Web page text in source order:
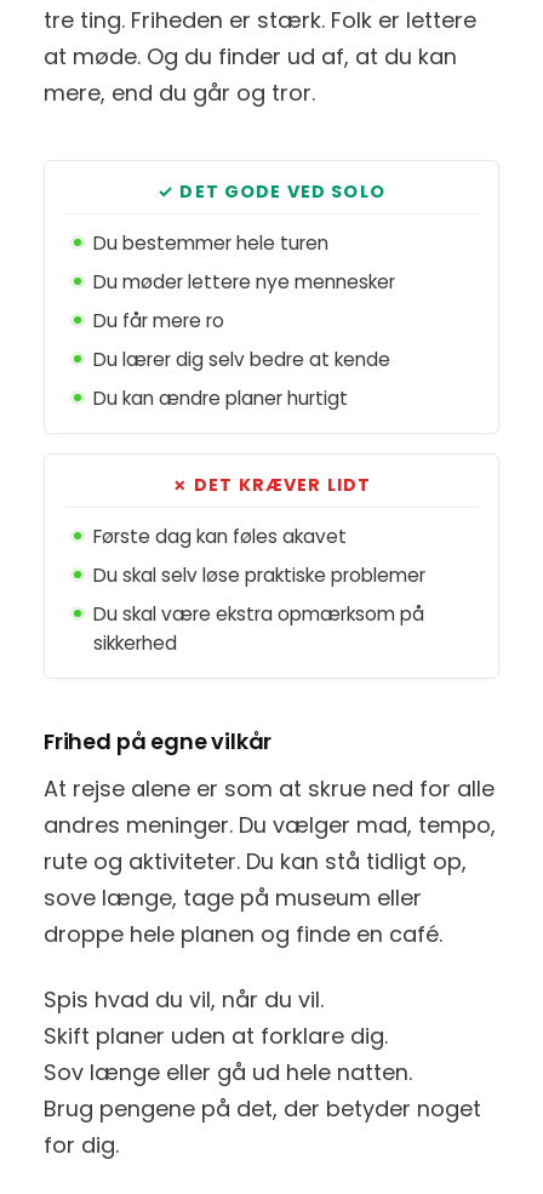
tre ting. Friheden er stærk. Folk er lettere
at møde. Og du finder ud af, at du kan
mere, end du går og tror.
✓ DET GODE VED SOLO
Du bestemmer hele turen
Du møder lettere nye mennesker
Du får mere ro
Du lærer dig selv bedre at kende
Du kan ændre planer hurtigt
✗ DET KRÆVER LIDT
Første dag kan føles akavet
Du skal selv løse praktiske problemer
Du skal være ekstra opmærksom på
sikkerhed
Frihed på egne vilkår
At rejse alene er som at skrue ned for alle
andres meninger. Du vælger mad, tempo,
rute og aktiviteter. Du kan stå tidligt op,
sove længe, tage på museum eller
droppe hele planen og finde en café.
Spis hvad du vil, når du vil.
Skift planer uden at forklare dig.
Sov længe eller gå ud hele natten.
Brug pengene på det, der betyder noget
for dig.